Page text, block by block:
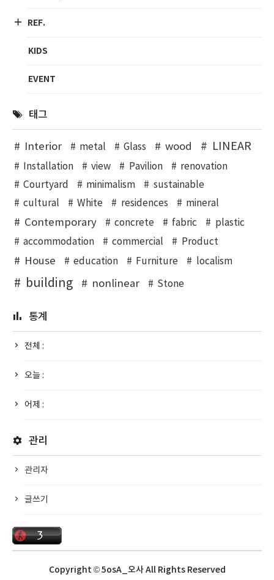
REF.
KIDS
EVENT
태그
Interior metal Glass wood LINEAR
Installation view Pavilion
renovation
Courtyard
minimalism
sustainable
cultural
White residences mineral
Contemporary concrete fabric
plastic
accommodation
commercial Product
House education Furniture localism
building nonlinear Stone
통계
전체 :
오늘 :
어제 :
관리
관리자
글쓰기
Copyright © 5osA_오사 All Rights Reserved